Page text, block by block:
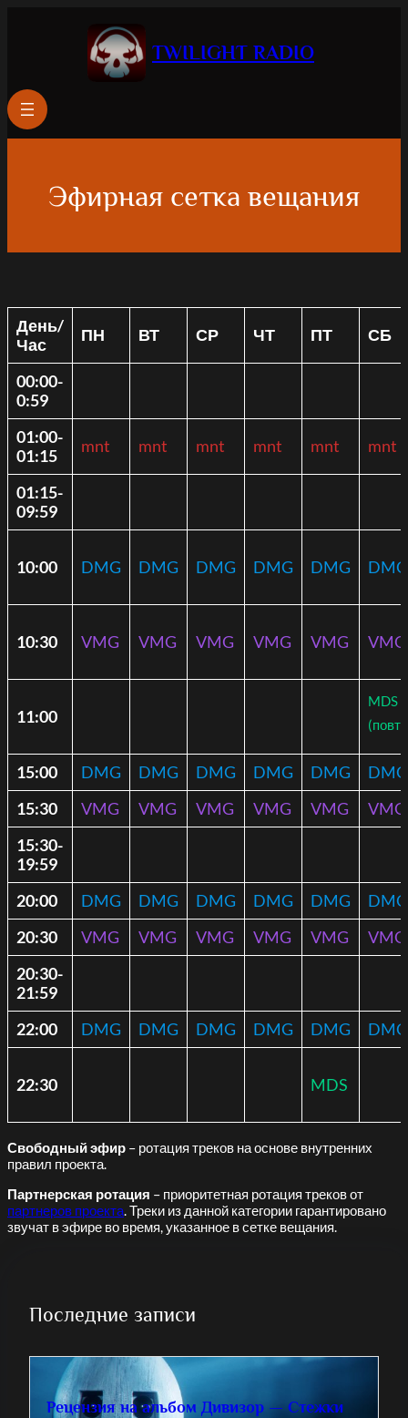
содержимому
TWILIGHT RADIO
Эфирная сетка вещания
День/
Час
ПН ВТ СР ЧТ ПТ СБ
00:00-
0:59
01:00-
01:15
mnt mnt mnt mnt mnt mnt
01:15-
09:59
10:00 DMG DMG DMG DMG DMG DMG
10:30 VMG VMG VMG VMG VMG VMG
11:00
MDS
15:00 DMG DMG DMG DMG DMG
DMG
15:30
VMG VMG VMG VMG VMG
VMG
15:30-
19:59
20:00
DMG DMG DMG DMG DMG
DMG
20:30
VMG VMG VMG VMG VMG
VMG
20:30-
21:59
22:00
DMG DMG DMG DMG DMG DMG
22:30 MDS
Свободный эфир – ротация треков на основе внутренних
правил проекта.
Партнерская ротация – приоритетная ротация треков от
партнеров проекта. Треки из данной категории гарантировано
звучат в эфире во время, указанное в сетке вещания.
Последние записи
Рецензия на альбом Дивизор — Стежки